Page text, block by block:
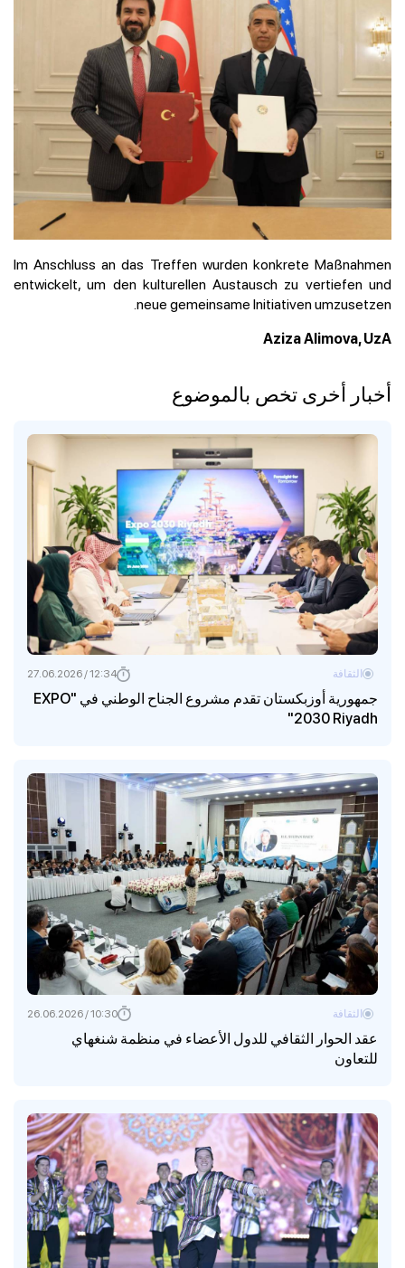
Im Anschluss an das Treffen wurden konkrete Maßnahmen
entwickelt, um den kulturellen Austausch zu vertiefen und
neue gemeinsame Initiativen umzusetzen.
Aziza Alimova, UzA
أخبار أخرى تخص بالموضوع
جمهورية أوزبكستان تقدم مشروع الجناح الوطني في "EXPO
2030 Riyadh"
الثقافة 12:34 / 27.06.2026
عقد الحوار الثقافي للدول الأعضاء في منظمة شنغهاي
للتعاون
الثقافة 10:30 / 26.06.2026